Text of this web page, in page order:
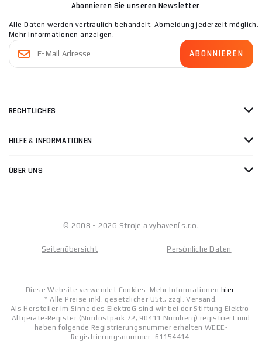
Abonnieren Sie unseren Newsletter
Alle Daten werden vertraulich behandelt. Abmeldung jederzeit möglich.
Mehr Informationen anzeigen.
RECHTLICHES
HILFE & INFORMATIONEN
ÜBER UNS
© 2008 - 2026 Stroje a vybavení s.r.o.
Seitenübersicht Persönliche Daten
Diese Website verwendet Cookies. Mehr Informationen hier.
* Alle Preise inkl. gesetzlicher USt., zzgl. Versand.
Als Hersteller im Sinne des ElektroG sind wir bei der Stiftung Elektro-
Altgeräte-Register (Nordostpark 72, 90411 Nürnberg) registriert und
haben folgende Registrierungsnummer erhalten WEEE-
Registrierungsnummer: 61154414.